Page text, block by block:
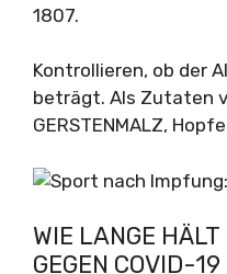
1807.
Kontrollieren, ob der
beträgt. Als Zutaten
GERSTENMALZ,
WIE LANGE
GEGEN COVID-19